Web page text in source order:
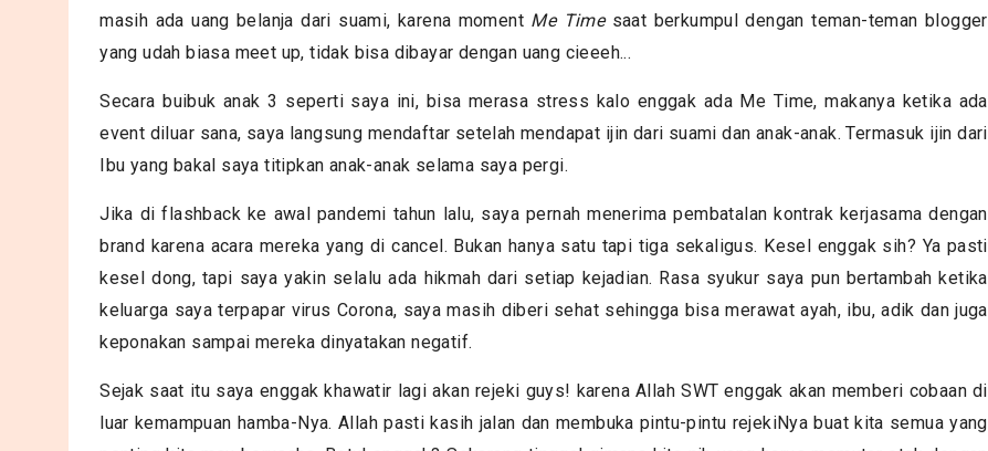
masih ada uang belanja dari suami, karena moment Me Timesaat berkumpul dengan teman-teman blogger
yang udah biasa meet up, tidak bisa dibayar dengan uang cieeeh...
Secara buibuk anak 3 seperti saya ini, bisa merasa stress kalo enggak ada Me Time, makanya ketika ada
event diluar sana, saya langsung mendaftar setelah mendapat ijin dari suami dan anak-anak. Termasuk ijin dari
Ibu yang bakal saya titipkan anak-anak selama saya pergi.
Jika di flashback ke awal pandemi tahun lalu, saya pernah menerima pembatalan kontrak kerjasama dengan
brand karena acara mereka yang di cancel. Bukan hanya satu tapi tiga sekaligus. Kesel enggak sih? Ya pasti
kesel dong, tapi saya yakin selalu ada hikmah dari setiap kejadian. Rasa syukur saya pun bertambah ketika
keluarga saya terpapar virus Corona, saya masih diberi sehat sehingga bisa merawat ayah, ibu, adik dan juga
keponakan sampai mereka dinyatakan negatif.
Sejak saat itu saya enggak khawatir lagi akan rejeki guys! karena Allah SWT enggak akan memberi cobaan di
luar kemampuan hamba-Nya. Allah pasti kasih jalan dan membuka pintu-pintu rejekiNya buat kita semua yang